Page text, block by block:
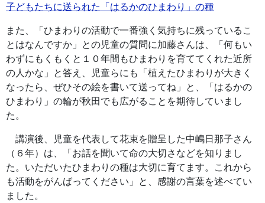
子どもたちに送られた「はるかのひまわり」の種
また、「ひまわりの活動で一番強く気持ちに残っているこ
とはなんですか」との児童の質問に加藤さんは、「何もい
わずにもくもくと１０年間もひまわりを育ててくれた近所
の人かな」と答え、児童らにも「植えたひまわりが大きく
なったら、ぜひその絵を書いて送ってね」と、「はるかの
ひまわり」の輪が秋田でも広がることを期待していまし
た。
講演後、児童を代表して花束を贈呈した中嶋日那子さん
（６年）は、「お話を聞いて命の大切さなどを知りまし
た。いただいたひまわりの種は大切に育てます。これから
も活動をがんばってください」と、感謝の言葉を述べてい
ました。